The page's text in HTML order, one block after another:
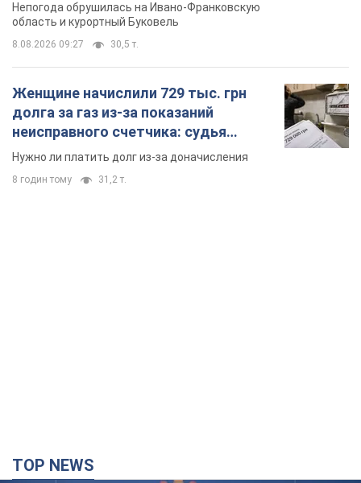
Непогода обрушилась на Ивано-Франковскую
область и курортный Буковель
8.08.2026 09:27 30,5 т.
Женщине начислили 729 тыс. грн
долга за газ из-за показаний
неисправного счетчика: судья
вынес неожиданное решение
Нужно ли платить долг из-за доначисления
8 годин тому 31,2 т.
TOP NEWS